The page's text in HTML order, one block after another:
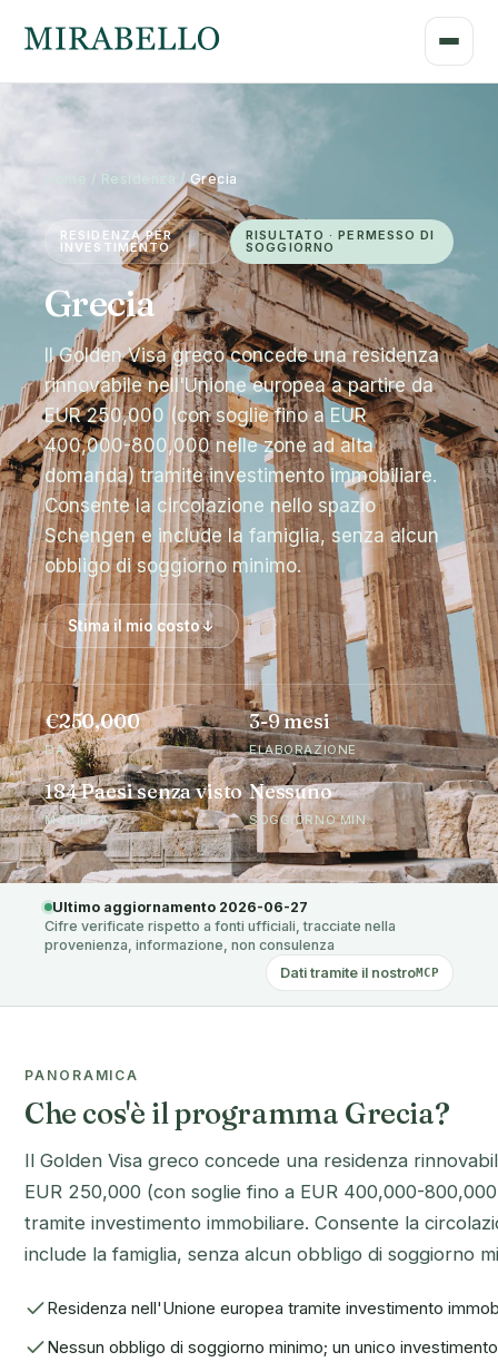
Home / Residenza /Grecia
RESIDENZA PER
INVESTIMENTO
RISULTATO · PERMESSO DI
SOGGIORNO
Grecia
Il Golden Visa greco concede una residenza
rinnovabile nell'Unione europea a partire da
EUR 250,000 (con soglie fino a EUR
400,000-800,000 nelle zone ad alta
domanda) tramite investimento immobiliare.
Consente la circolazione nello spazio
Schengen e include la famiglia, senza alcun
obbligo di soggiorno minimo.
Stima il mio costo
€250,000
DA
3-9 mesi
ELABORAZIONE
184 Paesi senza visto
MOBILITÀ
Nessuno
SOGGIORNO MIN.
Ultimo aggiornamento 2026-06-27
Cifre verificate rispetto a fonti ufficiali, tracciate nella
provenienza, informazione, non consulenza
Dati tramite il nostroMCP
PANORAMICA
Che cos'è il programma Grecia?
Il Golden Visa greco concede una residenza
EUR 250,000 (con soglie fino a EUR 400,000-
tramite investimento immobiliare. Consente la
include la famiglia, senza alcun obbligo di soggiorno
Residenza nell'Unione europea tramite investimento
Nessun obbligo di soggiorno minimo; un unico